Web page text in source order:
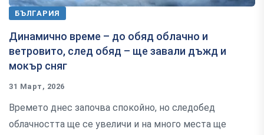
БЪЛГАРИЯ
Динамично време – до обяд облачно и
ветровито, след обяд – ще завали дъжд и
мокър сняг
31 Март, 2026
Времето днес започва спокойно, но следобед
облачността ще се увеличи и на много места ще